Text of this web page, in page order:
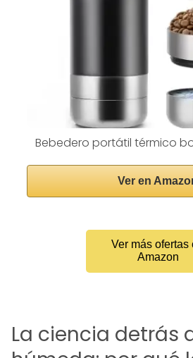
Bebedero portátil térmico
Ver en
Ver más ofertas
Amazon
La ciencia detrás